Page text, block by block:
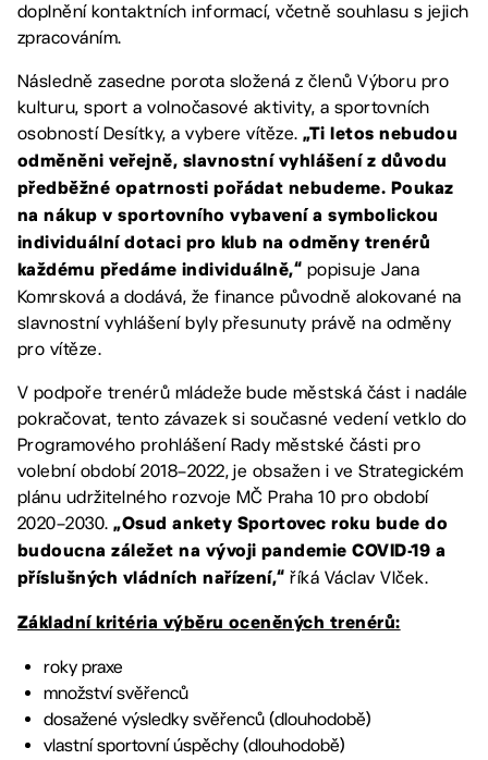
doplnění kontaktních informací, včetně souhlasu s jejich
zpracováním.
Následně zasedne porota složená z členů Výboru pro
kulturu, sport a volnočasové aktivity, a sportovních
osobností Desítky, a vybere vítěze.„Ti letos nebudou
odměněni veřejně, slavnostní vyhlášení z důvodu
předběžné opatrnosti pořádat nebudeme. Poukaz
na nákup v sportovního vybavení a symbolickou
individuální dotaci pro klub na odměny trenérů
každému předáme individuálně,“ popisuje Jana
Komrsková a dodává, že finance původně alokované na
slavnostní vyhlášení byly přesunuty právě na odměny
pro vítěze.
V podpoře trenérů mládeže bude městská část i nadále
pokračovat, tento závazek si současné vedení vetklo do
Programového prohlášení Rady městské části pro
volební období 2018–2022, je obsažen i ve Strategickém
plánu udržitelného rozvoje MČ Praha 10 pro období
2020–2030.„Osud ankety Sportovec roku bude do
budoucna záležet na vývoji pandemie COVID-19 a
příslušných vládních nařízení,“ říká Václav Vlček.
Základní kritéria výběru oceněných trenérů:
roky praxe
množství svěřenců
dosažené výsledky svěřenců (dlouhodobě)
vlastní sportovní úspěchy (dlouhodobě)